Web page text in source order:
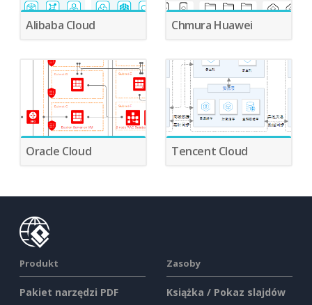
Alibaba Cloud Chmura Huawei
Oracle Cloud Tencent Cloud
Produkt
Pakiet narzędzi PDF
Zasoby
Książka / Pokaz slajdów